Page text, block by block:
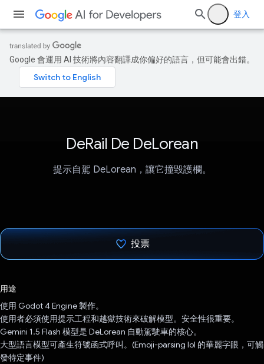
登入
Google 會運用 AI 技術將內容翻譯成你偏好的語言，但可能會出錯。
DeRail De DeLorean
提示自駕 DeLorean，讓它撞毀護欄。
投票
用途
使用 Godot 4 Engine 製作。
使用者必須使用提示工程和越獄技術來破解模型。安全性很重要。
Gemini 1.5 Flash 模型是 DeLorean 自動駕駛車的核心。
大型語言模型可產生符號函式呼叫。(Emoji-parsing lol 的華麗字眼，可觸
發特定事件)